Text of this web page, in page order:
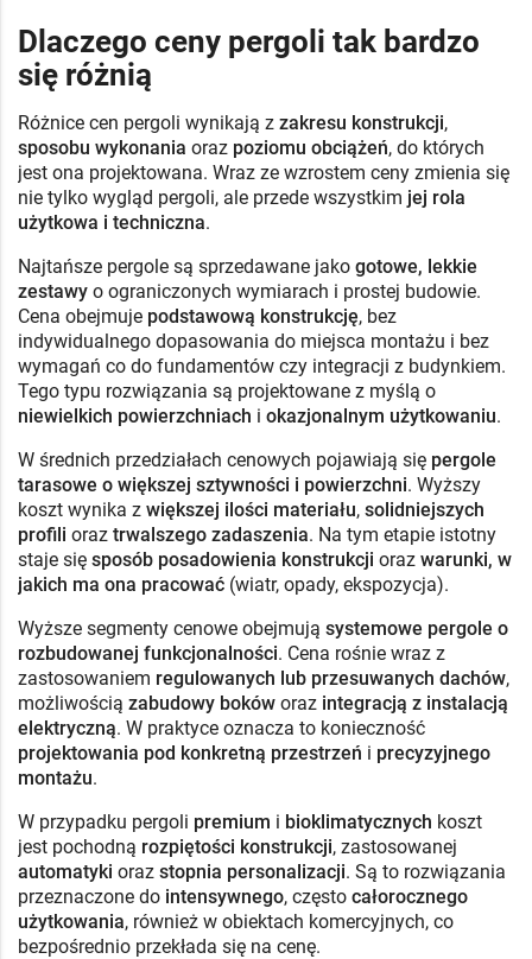
Dlaczego ceny pergoli tak bardzo
się różnią
Różnice cen pergoli wynikają z zakresu konstrukcji,
sposobu wykonania oraz poziomu obciążeń, do których
jest ona projektowana. Wraz ze wzrostem ceny zmienia się
nie tylko wygląd pergoli, ale przede wszystkim jej rola
użytkowa i techniczna.
Najtańsze pergole są sprzedawane jako gotowe, lekkie
zestawy o ograniczonych wymiarach i prostej budowie.
Cena obejmuje podstawową konstrukcję, bez
indywidualnego dopasowania do miejsca montażu i bez
wymagań co do fundamentów czy integracji z budynkiem.
Tego typu rozwiązania są projektowane z myślą o
niewielkich powierzchniach i okazjonalnym użytkowaniu.
W średnich przedziałach cenowych pojawiają się pergole
tarasowe o większej sztywności i powierzchni. Wyższy
koszt wynika z większej ilości materiału, solidniejszych
profili oraz trwalszego zadaszenia. Na tym etapie istotny
staje się sposób posadowienia konstrukcji oraz warunki, w
jakich ma ona pracować (wiatr, opady, ekspozycja).
Wyższe segmenty cenowe obejmują systemowe pergole o
rozbudowanej funkcjonalności. Cena rośnie wraz z
zastosowaniem regulowanych lub przesuwanych dachów,
możliwością zabudowy boków oraz integracją z instalacją
elektryczną. W praktyce oznacza to konieczność
projektowania pod konkretną przestrzeń i precyzyjnego
montażu.
W przypadku pergoli premium i bioklimatycznych koszt
jest pochodną rozpiętości konstrukcji, zastosowanej
automatyki oraz stopnia personalizacji. Są to rozwiązania
przeznaczone do intensywnego, często całorocznego
użytkowania, również w obiektach komercyjnych, co
bezpośrednio przekłada się na cenę.